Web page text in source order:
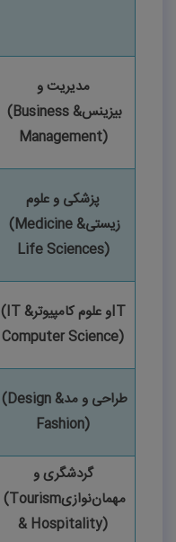
مدیریت و
بیزینس(Business &
Management)
پزشکی و علوم
زیستی(Medicine &
Life Sciences)
ITو علوم کامپیوتر(IT &
Computer Science)
طراحی و مد(Design &
Fashion)
گردشگری و
مهمان‌نوازی(Tourism
& Hospitality)